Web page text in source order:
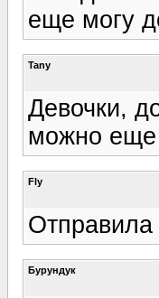
еще могу
Tany
Девочки,
можно еще
Fly
Отправила
Бурундук